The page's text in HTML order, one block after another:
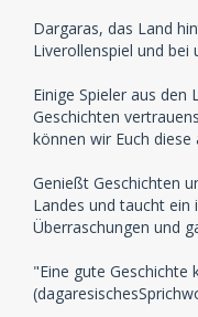
Dargaras, das Land
Liverollenspiel und bei
Einige Spieler aus den
Geschichten
können wir Euch
Genießt Geschichten
Landes und taucht ein
Überraschungen und
"Eine gute Geschichte